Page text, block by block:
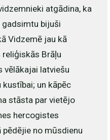
atgādina, ka
gadsimtu bijuši
Vidzemē jau kā
Brāļu
vēlākajai latviešu
un kāpēc
stāsta par vietējo
hercogistes
pēdējie no mūsdienu